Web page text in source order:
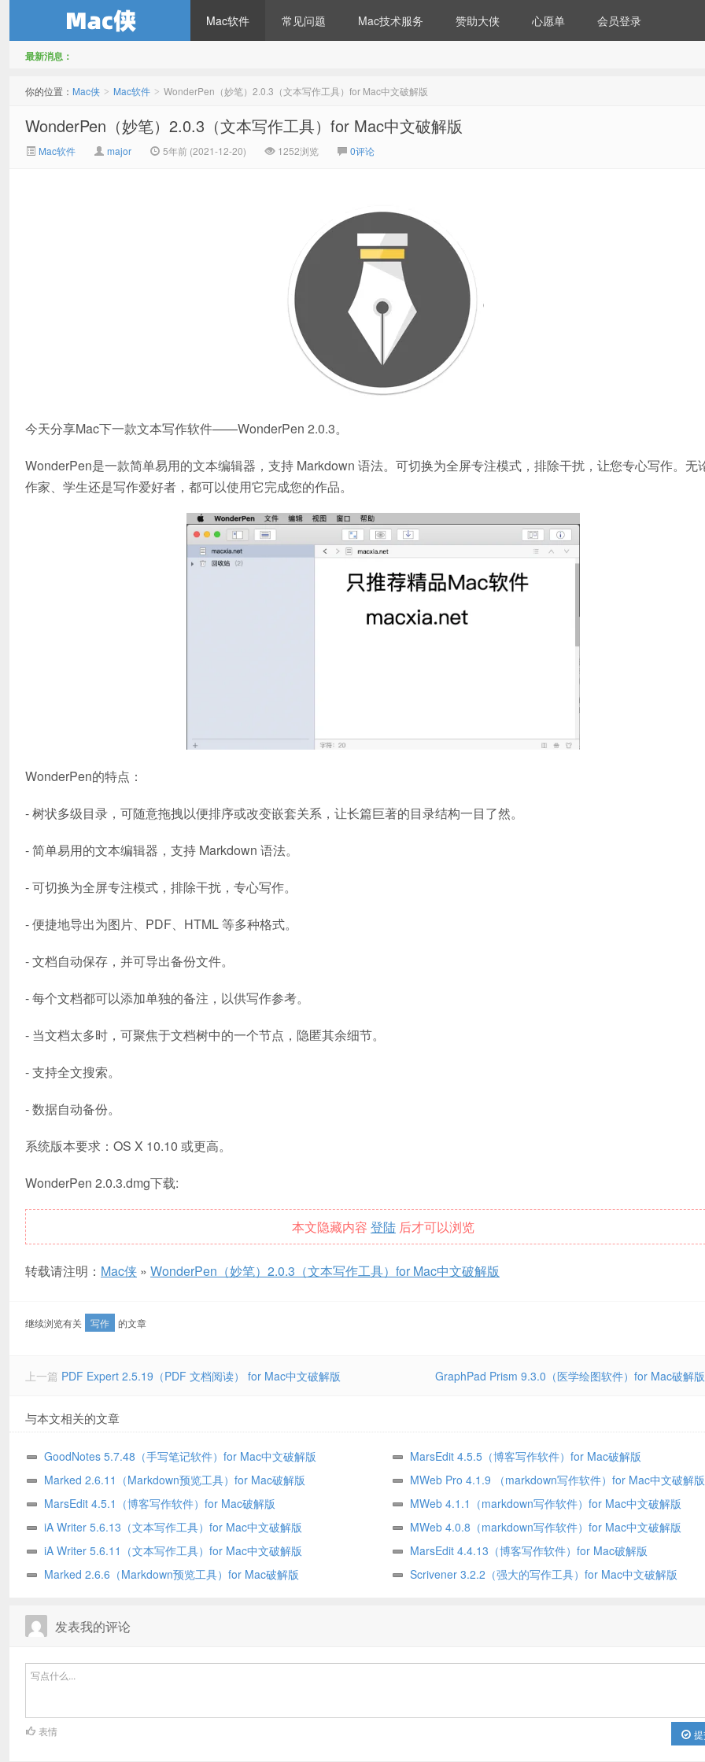
Mac软件 常见问题 Mac技术服务 赞助大侠 心愿单 会员登录
最新消息：
你的位置： Mac侠 > Mac软件 > WonderPen（妙笔）2.0.3（文本写作工具）for Mac中文破解版
WonderPen（妙笔）2.0.3（文本写作工具）for Mac中文破解版
Mac软件 major 5年前 (2021-12-20) 1252浏览 0评论
今天分享Mac下一款文本写作软件——WonderPen 2.0.3。
WonderPen是一款简单易用的文本编辑器，支持 Markdown 语法。可切换为全屏专注模式，排除干扰，让您专心写作。无
作家、学生还是写作爱好者，都可以使用它完成您的作品。
WonderPen的特点：
- 树状多级目录，可随意拖拽以便排序或改变嵌套关系，让长篇巨著的目录结构一目了然。
- 简单易用的文本编辑器，支持 Markdown 语法。
- 可切换为全屏专注模式，排除干扰，专心写作。
- 便捷地导出为图片、PDF、HTML 等多种格式。
- 文档自动保存，并可导出备份文件。
- 每个文档都可以添加单独的备注，以供写作参考。
- 当文档太多时，可聚焦于文档树中的一个节点，隐匿其余细节。
- 支持全文搜索。
- 数据自动备份。
系统版本要求：OS X 10.10 或更高。
WonderPen 2.0.3.dmg下载:
本文隐藏内容 登陆 后才可以浏览
转载请注明： Mac侠 » WonderPen（妙笔）2.0.3（文本写作工具）for Mac中文破解版
继续浏览有关 写作 的文章
上一篇 PDF Expert 2.5.19（PDF 文档阅读） for Mac中文破解版 GraphPad Prism 9.3.0（医学绘图软件）for Mac破解版
与本文相关的文章
GoodNotes 5.7.48（手写笔记软件）for Mac中文破解版
MarsEdit 4.5.5（博客写作软件）for Mac破解版
Marked 2.6.11（Markdown预览工具）for Mac破解版
MWeb Pro 4.1.9 （markdown写作软件）for Mac中文破解版
MarsEdit 4.5.1（博客写作软件）for Mac破解版
MWeb 4.1.1（markdown写作软件）for Mac中文破解版
iA Writer 5.6.13（文本写作工具）for Mac中文破解版
MWeb 4.0.8（markdown写作软件）for Mac中文破解版
iA Writer 5.6.11（文本写作工具）for Mac中文破解版
MarsEdit 4.4.13（博客写作软件）for Mac破解版
Marked 2.6.6（Markdown预览工具）for Mac破解版
Scrivener 3.2.2（强大的写作工具）for Mac中文破解版
发表我的评论
表情